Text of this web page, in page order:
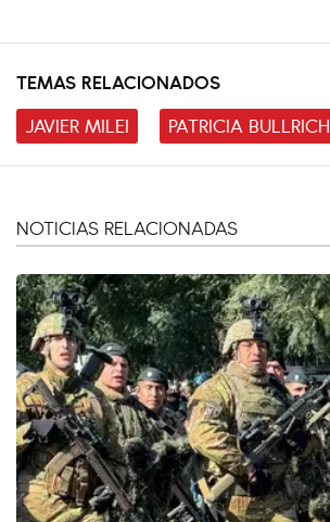
TEMAS RELACIONADOS
JAVIER MILEI
PATRICIA BULLRICH
NOTICIAS RELACIONADAS